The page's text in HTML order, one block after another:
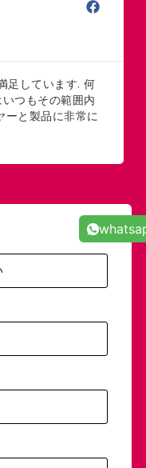
足しています. 何
つもその範囲内
ーと製品に非常に